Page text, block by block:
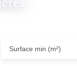
Surface min (m²)